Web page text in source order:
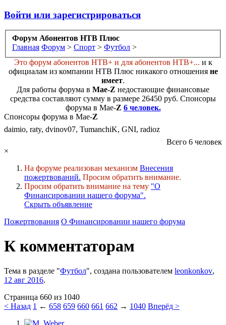
Войти или зарегистрироваться
Форум Абонентов НТВ Плюс
Главная Форум > Спорт > Футбол >
Это форум абонентов НТВ+ и для абонентов НТВ+... и к
официалам из компании НТВ Плюс никакого отношения не
имеет.
Для работы форума в Мае-Z недостающие финансовые
средства составляют сумму в размере 26450 руб. Cпонсоры
форума в Мае-Z 6 человек.
Спонсоры форума в Мае-Z
daimio, raty, dvinov07, TumanchiK, GNI, radioz
Всего 6 человек
×
На форуме реализован механизм Внесения
пожертвований. Просим обратить внимание.
Просим обратить внимание на тему "О
Финансировании нашего форума".
Скрыть объявление
Пожертвования О Финансировании нашего форума
К комментаторам
Тема в разделе "Футбол", создана пользователем leonkonkov,
12 авг 2016.
Страница 660 из 1040
< Назад 1 ← 658 659 660 661 662 → 1040 Вперёд >